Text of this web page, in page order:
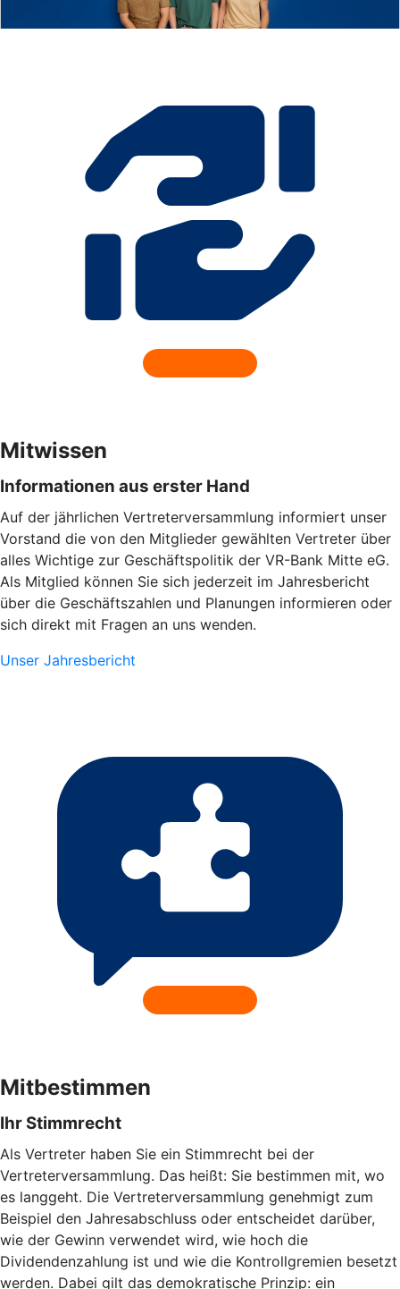
Mitwissen
Informationen aus erster Hand
Auf der jährlichen Vertreterversammlung informiert unser
Vorstand die von den Mitglieder gewählten Vertreter über
alles Wichtige zur Geschäftspolitik der VR-Bank Mitte eG.
Als Mitglied können Sie sich jederzeit im Jahresbericht
über die Geschäftszahlen und Planungen informieren oder
sich direkt mit Fragen an uns wenden.
Unser Jahresbericht
Mitbestimmen
Ihr Stimmrecht
Als Vertreter haben Sie ein Stimmrecht bei der
Vertreterversammlung. Das heißt: Sie bestimmen mit, wo
es langgeht. Die Vertreterversammlung genehmigt zum
Beispiel den Jahresabschluss oder entscheidet darüber,
wie der Gewinn verwendet wird, wie hoch die
Dividendenzahlung ist und wie die Kontrollgremien besetzt
werden. Dabei gilt das demokratische Prinzip: ein